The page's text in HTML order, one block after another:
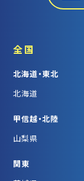
全国
北海道・東北
北海道
甲信越・北陸
山梨県
関東